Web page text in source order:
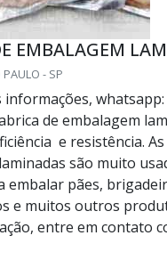
EMBALAGEM
- SP
informações, whatsapp:
de embalagem
e resistência. As
são muito
embalar pães,
e muitos outros
entre em contato